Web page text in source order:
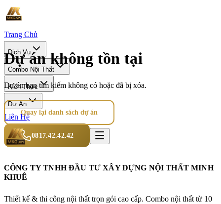
Trang Chủ
Dịch Vụ
Combo Nội Thất
Kiến Thức
Dự Án
Liên Hệ
0817.42.42.42
Dự án không tồn tại
Dự án bạn tìm kiếm không có hoặc đã bị xóa.
Quay lại danh sách dự án
CÔNG TY TNHH ĐẦU TƯ XÂY DỰNG NỘI THẤT MINH
KHUÊ
Thiết kế & thi công nội thất trọn gói cao cấp. Combo nội thất từ 10